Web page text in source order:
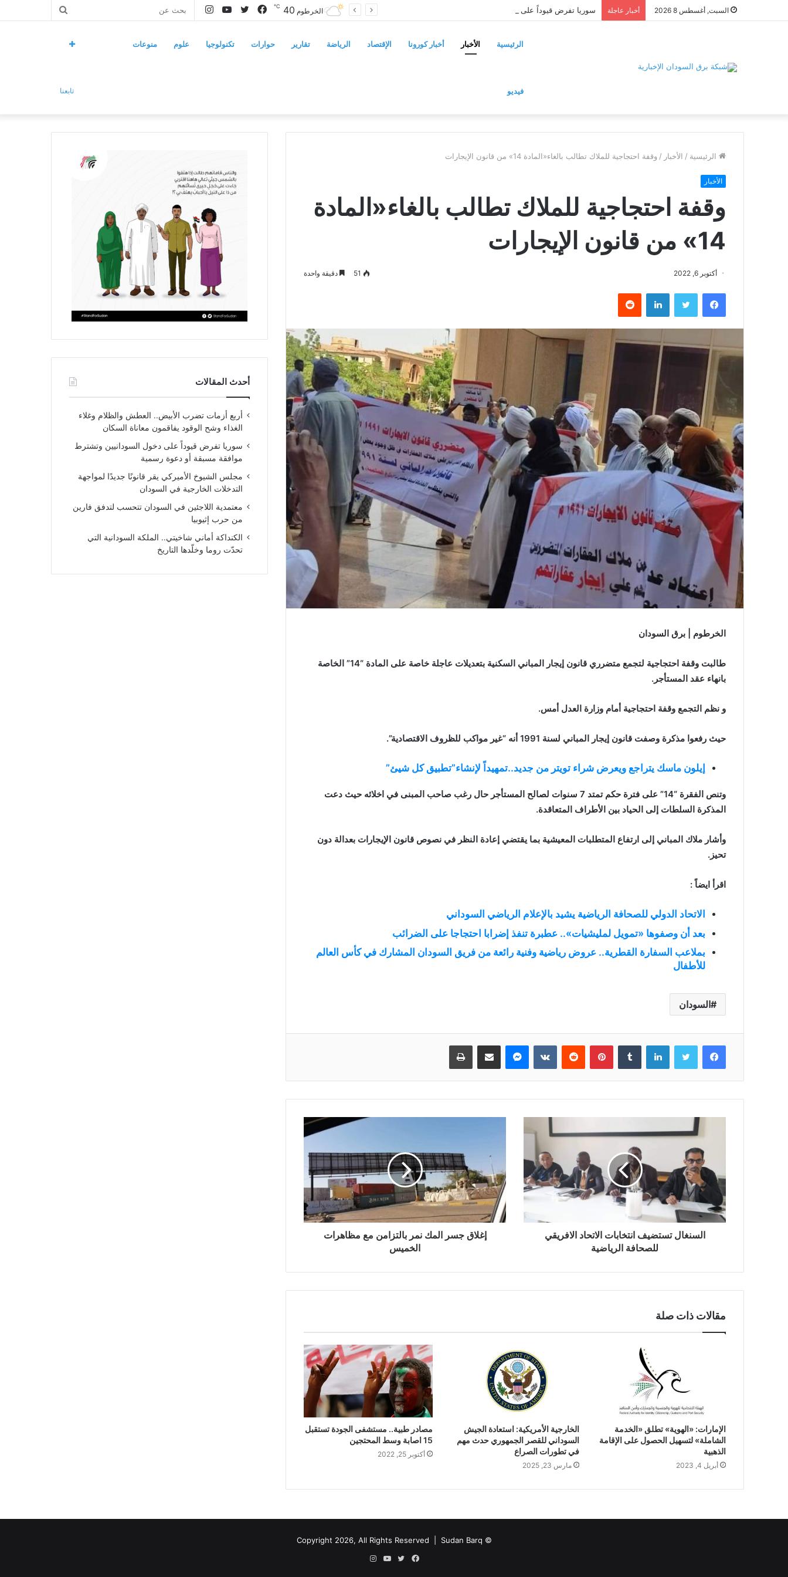
السبت, أغسطس 8 2026 أخبار عاجلة
بحث
انستقراميوتيوبتويتر
فيسبوك الخرطوم 40
℃
الرئيسية الأخبار أخبار كورونا الإقتصاد الرياضة تقارير حوارات تكنولوجيا علوم منوعات
فيديو تابعنا
الرئيسية / الأخبار / وقفة احتجاجية للملاك تطالب بالغاء«المادة 14» من قانون الإيجارات
الأخبار
وقفة احتجاجية للملاك تطالب بالغاء«المادة
14» من قانون الإيجارات
أكتوبر 6, 2022 51 دقيقة واحدة
فيسبوك تويتر لينكدإن
الخرطوم | برق السودان
طالبت وقفة احتجاجية لتجمع متضرري قانون إيجار المباني السكنية بتعديلات عاجلة خاصة على المادة “14” الخاصة
بانهاء عقد المستأجر.
و نظم التجمع وقفة احتجاجية أمام وزارة العدل أمس.
حيث رفعوا مذكرة وصفت قانون إيجار المباني لسنة 1991 أنه “غير مواكب للظروف الاقتصادية”.
إيلون ماسك يتراجع ويعرض شراء تويتر من جديد..تمهيداً لإنشاء”تطبيق كل شيئ”
وتنص الفقرة “14” على فترة حكم تمتد 7 سنوات لصالح المستأجر حال رغب صاحب المبنى في اخلائه حيث دعت
المذكرة السلطات إلى الحياد بين الأطراف المتعاقدة.
وأشار ملاك المباني إلى ارتفاع المتطلبات المعيشية بما يقتضي إعادة النظر في نصوص قانون الإيجارات بعدالة دون
تحيز.
اقرأ ايضاً :
الاتحاد الدولي للصحافة الرياضية يشيد بالإعلام الرياضي السوداني
بعد أن وصفوها «تمويل لمليشيات».. عطبرة تنفذ إضرابا احتجاجا على الضرائب
بملاعب السفارة القطرية.. عروض رياضية وفنية رائعة من فريق السودان المشارك في كأس العالم
للأطفال
السودان
فيسبوك تويتر لينكدإن بينتيريست ماسنجر مشاركة عبر البريد طباعة
السنغال تستضيف انتخابات الاتحاد الافريقي
للصحافة الرياضية
إغلاق جسر المك نمر بالتزامن مع مظاهرات
الخميس
مقالات ذات صلة
الإمارات: «الهوية» تطلق «الخدمة
الشاملة» لتسهيل الحصول على الإقامة
الذهبية
أبريل 4, 2023
الخارجية الأمريكية: استعادة الجيش
السوداني للقصر الجمهوري حدث مهم
في تطورات الصراع
مارس 23, 2025
مصادر طبية.. مستشفى الجودة تستقبل
15 اصابة وسط المحتجين
أكتوبر 25, 2022
أحدث المقالات
أربع أزمات تضرب الأبيض.. العطش والظلام وغلاء
الغذاء وشح الوقود يفاقمون معاناة السكان
سوريا تفرض قيوداً على دخول السودانيين وتشترط
موافقة مسبقة أو دعوة رسمية
مجلس الشيوخ الأميركي يقر قانونًا جديدًا لمواجهة
التدخلات الخارجية في السودان
معتمدية اللاجئين في السودان تتحسب لتدفق فارين
من حرب إثيوبيا
الكنداكة أماني شاخيتي.. الملكة السودانية التي
تحدّت روما وخلّدها التاريخ
© Copyright 2026, All Rights Reserved |
Sudan Barq
فيسبوك
تويتريوتيوبانستقرام